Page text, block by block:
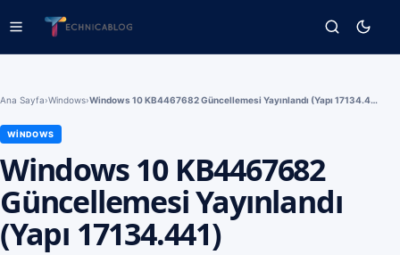
Ana Sayfa›Windows› Windows 10 KB4467682 Güncellemesi Yayınlandı (Yapı 17134.441)
WINDOWS
Windows 10 KB4467682
Güncellemesi Yayınlandı
(Yapı 17134.441)